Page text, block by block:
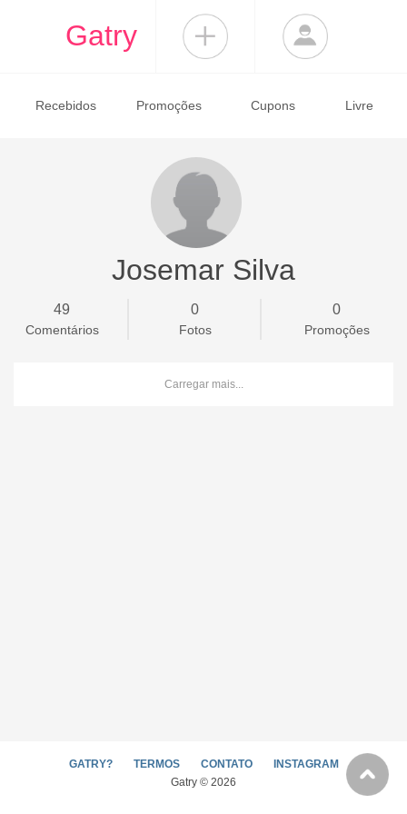
Gatry
Recebidos Promoções Cupons Livre
Josemar Silva
49
Comentários
0
Fotos
0
Promoções
Carregar mais...
GATRY? TERMOS CONTATO
INSTAGRAM
Gatry © 2026